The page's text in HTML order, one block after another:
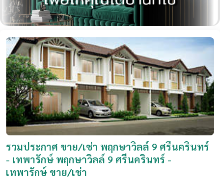
รวมประกาศ ขาย/เช่า พฤกษาวิลล์ 9 ศรีนครินทร์
- เทพารักษ์ พฤกษาวิลล์ 9 ศรีนครินทร์ -
เทพารักษ์ ขาย/เช่า